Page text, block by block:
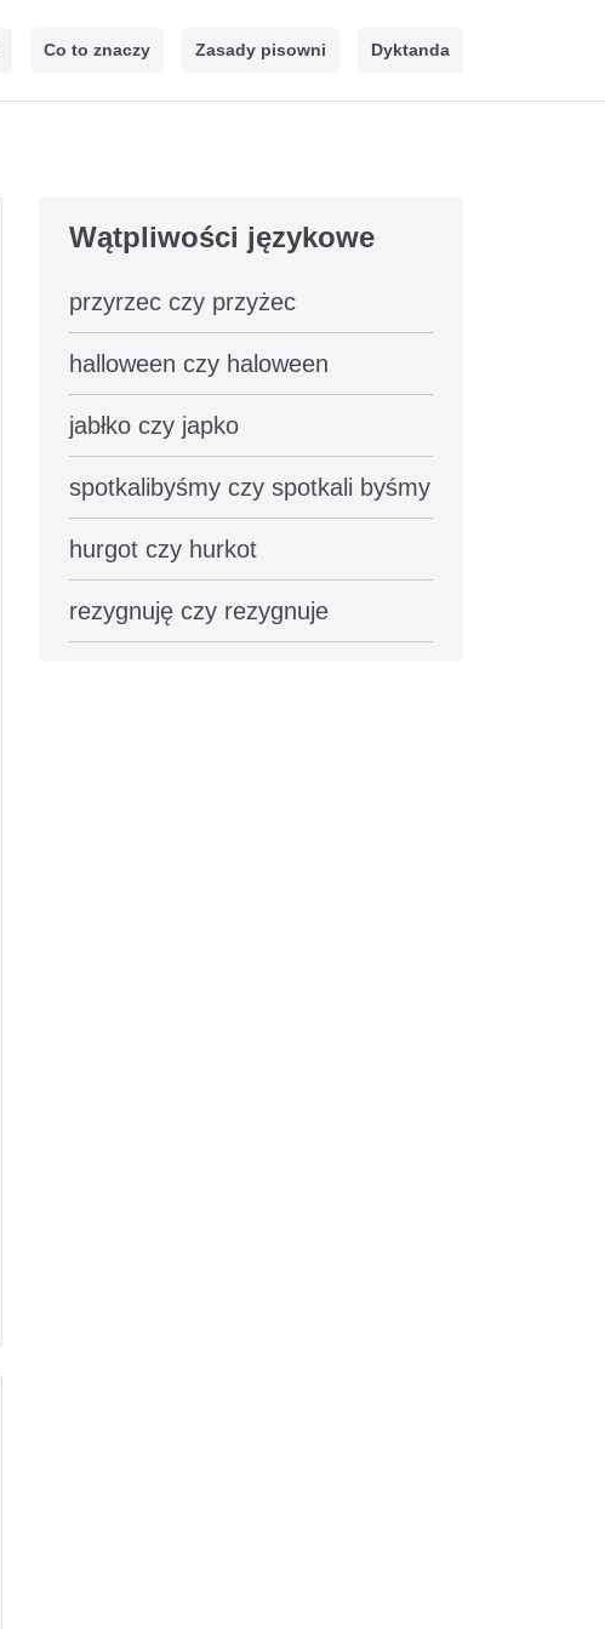
Co to znaczy Zasady pisowni Dyktanda
Wątpliwości językowe
przyrzec czy przyżec
halloween czy haloween
jabłko czy japko
spotkalibyśmy czy spotkali byśmy
hurgot czy hurkot
rezygnuję czy rezygnuje